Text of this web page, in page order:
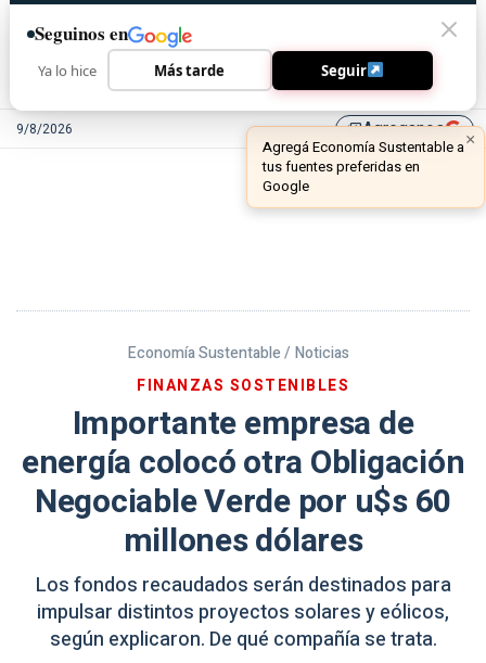
9/8/2026 library_addAgreganos
Economía Sustentable / Noticias
FINANZAS SOSTENIBLES
Importante empresa de
energía colocó otra Obligación
Negociable Verde por u$s 60
millones dólares
Los fondos recaudados serán destinados para
impulsar distintos proyectos solares y eólicos,
según explicaron. De qué compañía se trata.
Seguinos en
Ya lo hice Más tarde Seguir